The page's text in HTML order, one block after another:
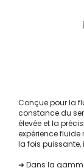
Conçue pour la
constance du
élevée et la
expérience fluide
la fois puissante,
➜ Dans la